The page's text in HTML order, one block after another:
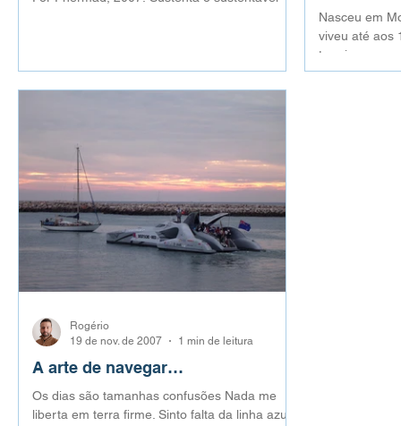
Nasceu em
viveu até aos
terminar os
Serigrafia
A arte de navegar…
Os dias são tamanhas confusões Nada me
liberta em terra firme. Sinto falta da linha azul
Rogério
19 de nov. de 2007
1 min de leitura